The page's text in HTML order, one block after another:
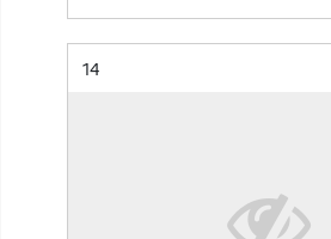
Résultat n°
14